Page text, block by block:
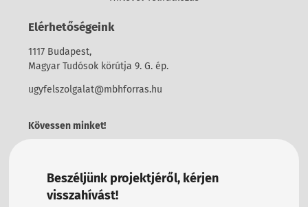
Elérhetőségeink
1117 Budapest,
Magyar Tudósok körútja 9. G. ép.
ugyfelszolgalat@mbhforras.hu
Kövessen minket!
Beszéljünk projektjéről, kérjen
visszahívást!